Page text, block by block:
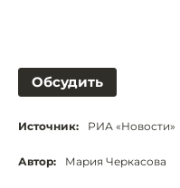
Обсудить
Источник: РИА «Новости»
Автор: Мария Черкасова